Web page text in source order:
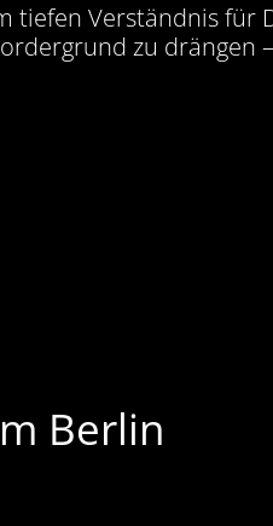
tiefen Verständnis für
zu drängen
Berlin